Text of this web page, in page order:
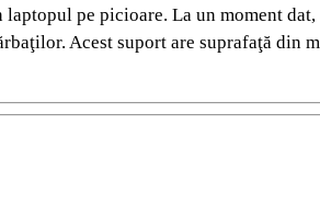
pe picioare. La un moment
Acest suport are suprafaţă din